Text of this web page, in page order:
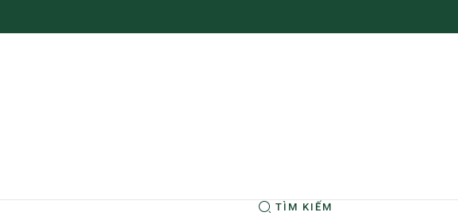
TÌM KIẾM